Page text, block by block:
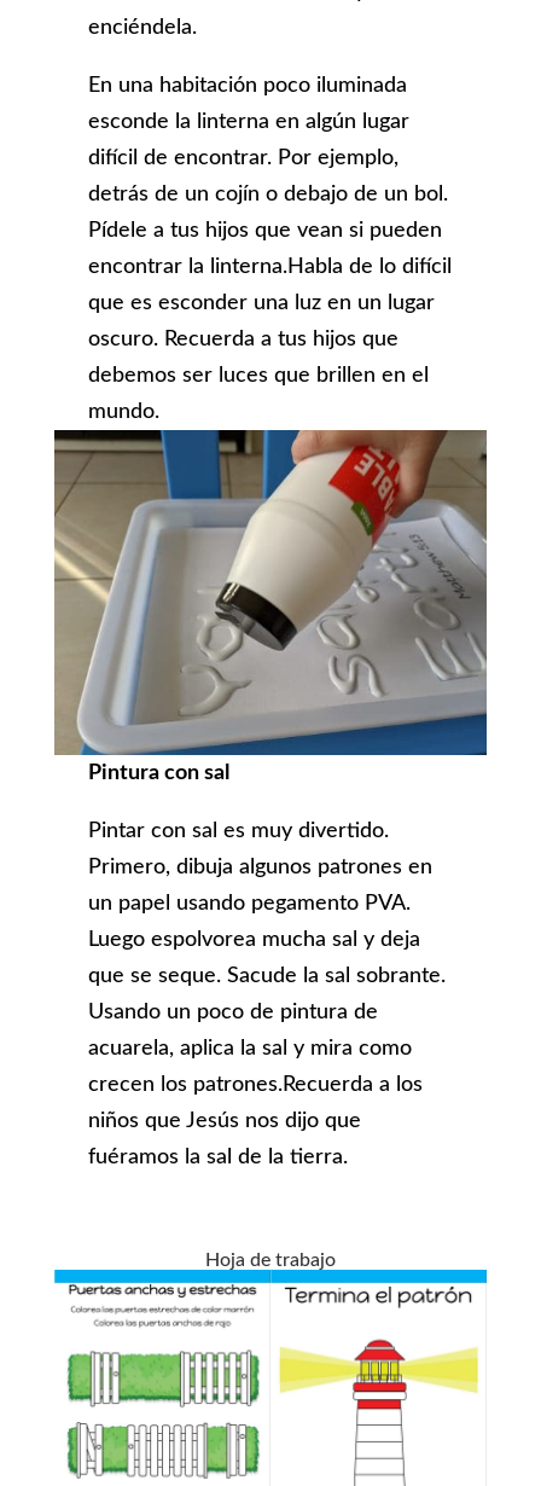
enciéndela.
En una habitación poco iluminada
esconde la linterna en algún lugar
difícil de encontrar. Por ejemplo,
detrás de un cojín o debajo de un bol.
Pídele a tus hijos que vean si pueden
encontrar la linterna.Habla de lo difícil
que es esconder una luz en un lugar
oscuro. Recuerda a tus hijos que
debemos ser luces que brillen en el
mundo.
Pintura con sal
Pintar con sal es muy divertido.
Primero, dibuja algunos patrones en
un papel usando pegamento PVA.
Luego espolvorea mucha sal y deja
que se seque. Sacude la sal sobrante.
Usando un poco de pintura de
acuarela, aplica la sal y mira como
crecen los patrones.Recuerda a los
niños que Jesús nos dijo que
fuéramos la sal de la tierra.
Hoja de trabajo